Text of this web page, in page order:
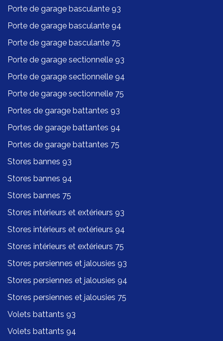
Porte de garage basculante 93
Porte de garage basculante 94
Porte de garage basculante 75
Porte de garage sectionnelle 93
Porte de garage sectionnelle 94
Porte de garage sectionnelle 75
Portes de garage battantes 93
Portes de garage battantes 94
Portes de garage battantes 75
Stores bannes 93
Stores bannes 94
Stores bannes 75
Stores intérieurs et extérieurs 93
Stores intérieurs et extérieurs 94
Stores intérieurs et extérieurs 75
Stores persiennes et jalousies 93
Stores persiennes et jalousies 94
Stores persiennes et jalousies 75
Volets battants 93
Volets battants 94